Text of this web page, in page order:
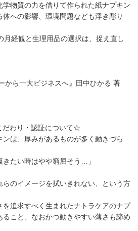
学物質の力を借りて作られた紙ナプキン
への影響、環境問題なども浮き彫り
月経観と生理用品の選択は、捉え直し
から一大ビジネスへ』田中ひかる 著
わり・認証について☆
ンは、厚みがあるものが多く動きづら
きたい時はやや窮屈そう…」
のイメージを拭いきれない、という方
追求すべく生まれたナトラケアのナプ
こと、なおかつ動きやすい薄さも諦め